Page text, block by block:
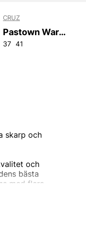
CRUZ
Pastown Warm EVA Slipper
37 41
skarp och
och
bästa
med flera,
tillfällen,